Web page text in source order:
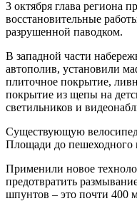
3 октября глава региона
восстановительные
разрушенной паводком.
В западной части
автополив, установили
плиточное покрытие,
покрытие из щепы на
светильников и
Существующую
Площади до пешеходного
Применили новое
предотвратить
шпунтов – это почти 400